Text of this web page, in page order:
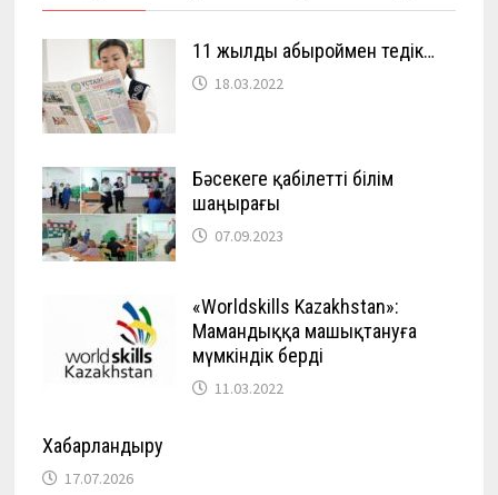
11 жылды абыроймен өтедік…
18.03.2022
Бәсекеге қабілетті білім
шаңырағы
07.09.2023
«Worldskills Kazakhstan»:
Мамандыққа машықтануға
мүмкіндік берді
11.03.2022
Хабарландыру
17.07.2026